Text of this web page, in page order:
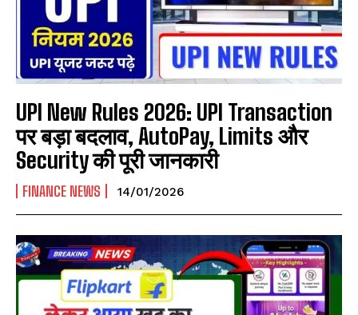
UPI New Rules 2026: UPI Transaction
पर बड़ा बदलाव, AutoPay, Limits और
Security की पूरी जानकारी
FINANCE NEWS 14/01/2026